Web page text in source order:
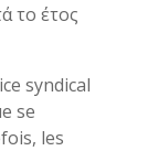
το έτος
syndical
se
les